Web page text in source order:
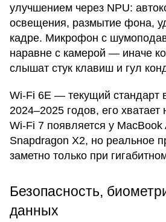
улучшением через NPU:
освещения, размытие фона,
кадре. Микрофон с
наравне с камерой — иначе
слышат стук клавиш и гул
Wi-Fi 6E — текущий стандарт
2024–2025 годов, его
Wi-Fi 7 появляется у
Snapdragon X2, но реальное
заметно только при
Безопасность,
данных